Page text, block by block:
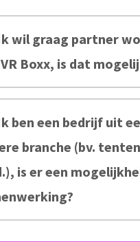
wil graag partner
Boxx, is dat
ben een bedrijf uit
branche (bv.
is er een